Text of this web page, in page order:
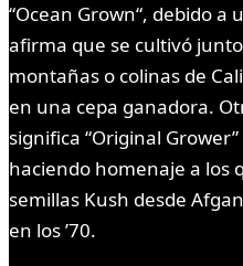
“Ocean Grown“, debido a
afirma que se cultivó
montañas o colinas de
en una cepa ganadora.
significa “Original
haciendo homenaje a los
semillas Kush desde
en los ’70.